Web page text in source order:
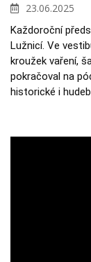
23.06.2025
Každoroční
Lužnicí. Ve
kroužek vaření,
pokračoval na
historické i